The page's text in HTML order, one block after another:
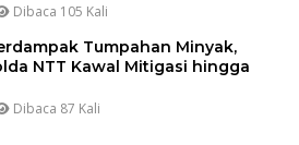
Dibaca 105 Kali
Tumpahan Minyak,
NTT Kawal Mitigasi hingga
Dibaca 87 Kali